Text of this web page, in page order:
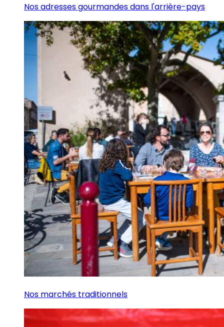
Nos adresses gourmandes dans l'arrière-pays
Nos marchés traditionnels